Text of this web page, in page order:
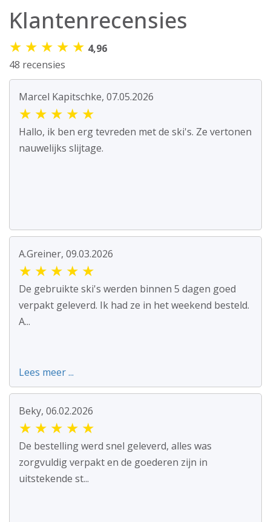
Klantenrecensies
★ ★ ★ ★ ★ 4,96
48 recensies
Marcel Kapitschke, 07.05.2026
★ ★ ★ ★ ★
Hallo, ik ben erg tevreden met de ski's. Ze vertonen
nauwelijks slijtage.
A.Greiner, 09.03.2026
★ ★ ★ ★ ★
De gebruikte ski's werden binnen 5 dagen goed
verpakt geleverd. Ik had ze in het weekend besteld.
A...
Lees meer ...
Beky, 06.02.2026
★ ★ ★ ★ ★
De bestelling werd snel geleverd, alles was
zorgvuldig verpakt en de goederen zijn in
uitstekende st...